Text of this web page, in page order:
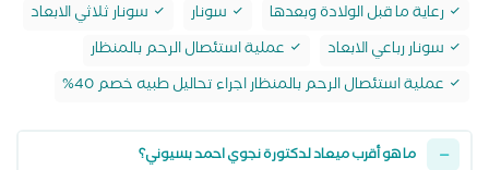
رعاية ما قبل الولادة وبعدها
سونار
سونار ثلاثي الابعاد
سونار رباعي الابعاد
عملية استئصال الرحم بالمنظار
عملية استئصال الرحم بالمنظار اجراء تحاليل طبيه خصم 40%
ما هو أقرب ميعاد لدكتورة نجوي احمد بسيوني؟